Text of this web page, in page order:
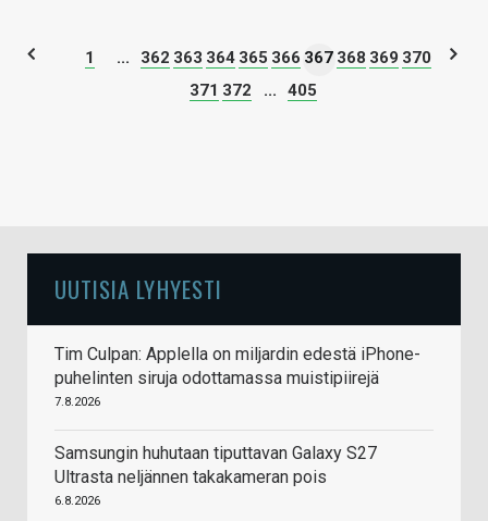
1 ... 362 363 364 365 366 367 368 369 370
371 372 ... 405
UUTISIA LYHYESTI
Tim Culpan: Applella on miljardin edestä iPhone-
puhelinten siruja odottamassa muistipiirejä
7.8.2026
Samsungin huhutaan tiputtavan Galaxy S27
Ultrasta neljännen takakameran pois
6.8.2026